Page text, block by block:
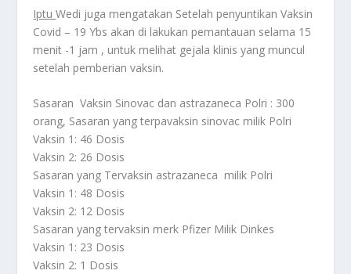
IptuWedi juga mengatakan Setelah penyuntikan Vaksin
Covid – 19 Ybs akan di lakukan pemantauan selama 15
menit -1 jam , untuk melihat gejala klinis yang muncul
setelah pemberian vaksin.
Sasaran Vaksin Sinovac dan astrazaneca Polri : 300
orang, Sasaran yang terpavaksin sinovac milik Polri
Vaksin 1: 46 Dosis
Vaksin 2: 26 Dosis
Sasaran yang Tervaksin astrazaneca milik Polri
Vaksin 1: 48 Dosis
Vaksin 2: 12 Dosis
Sasaran yang tervaksin merk Pfizer Milik Dinkes
Vaksin 1: 23 Dosis
Vaksin 2: 1 Dosis